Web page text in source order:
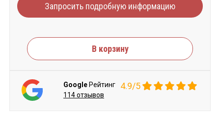
Запросить подробную информацию
В корзину
Google Рейтинг 4.9/5
114 отзывов